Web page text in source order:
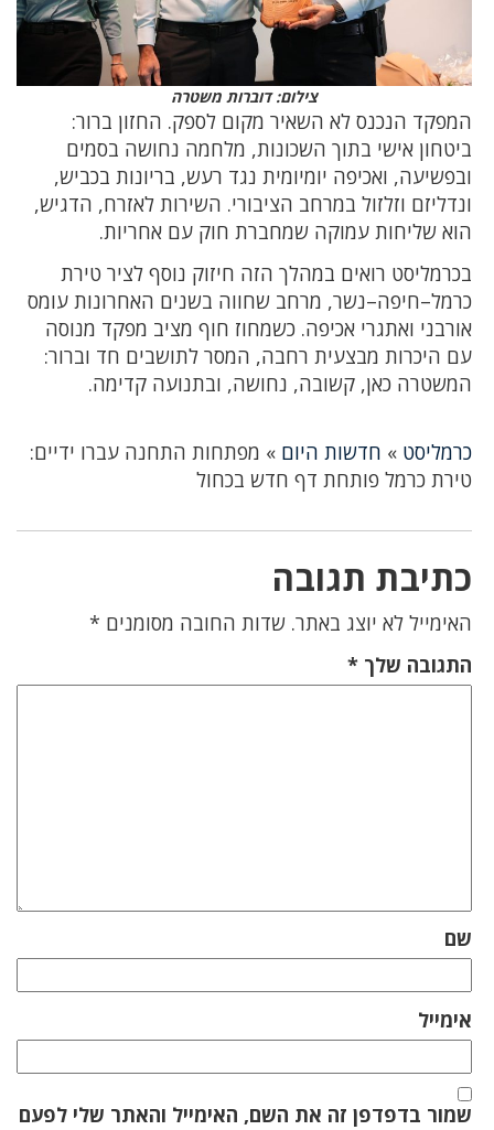
צילום: דוברות משטרה
המפקד הנכנס לא השאיר מקום לספק. החזון ברור:
ביטחון אישי בתוך השכונות, מלחמה נחושה בסמים
ובפשיעה, ואכיפה יומיומית נגד רעש, בריונות בכביש,
ונדליזם וזלזול במרחב הציבורי. השירות לאזרח, הדגיש,
הוא שליחות עמוקה שמחברת חוק עם אחריות.
בכרמליסט רואים במהלך הזה חיזוק נוסף לציר טירת
כרמל–חיפה–נשר, מרחב שחווה בשנים האחרונות עומס
אורבני ואתגרי אכיפה. כשמחוז חוף מציב מפקד מנוסה
עם היכרות מבצעית רחבה, המסר לתושבים חד וברור:
המשטרה כאן, קשובה, נחושה, ובתנועה קדימה.
כרמליסט » חדשות היום » מפתחות התחנה עברו ידיים:
טירת כרמל פותחת דף חדש בכחול
כתיבת תגובה
האימייל לא יוצג באתר. שדות החובה מסומנים *
התגובה שלך *
שם
אימייל
שמור בדפדפן זה את השם, האימייל והאתר שלי לפעם